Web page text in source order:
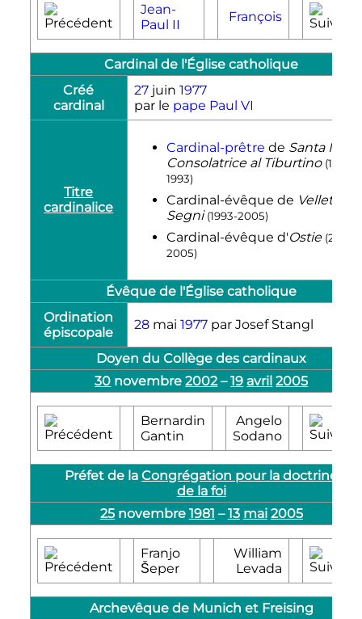
Jean-
Paul II
François
Cardinal de l'Église catholique
Créé
cardinal
27juin 1977
par le pape Paul VI
Titre
cardinalice
Cardinal-prêtre de Santa Maria
Consolatrice al Tiburtino (1977-
1993)
Cardinal-évêque de Velletri-
Segni (1993-2005)
Cardinal-évêque d'Ostie (2002-
2005)
Évêque de l'Église catholique
Ordination
épiscopale
28mai 1977par Josef Stangl
Doyen du Collège des cardinaux
30 novembre2002–19 avril 2005
Bernardin
Gantin
Angelo
Sodano
Préfet de laCongrégation pour la doctrine
de la foi
25novembre 1981 –13 mai 2005
Franjo
Šeper
William
Levada
Archevêque de Munich et Freising